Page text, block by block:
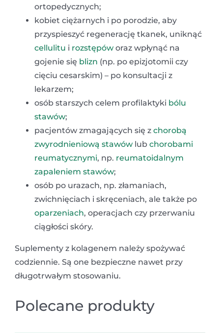
ortopedycznych;
kobiet ciężarnych i po porodzie, aby
przyspieszyć regenerację tkanek, uniknąć
cellulitu i rozstępów oraz wpłynąć na
gojenie się blizn (np. po epizjotomii czy
cięciu cesarskim) – po konsultacji z
lekarzem;
osób starszych celem profilaktyki bólu
stawów;
pacjentów zmagających się z chorobą
zwyrodnieniową stawów lub chorobami
reumatycznymi, np. reumatoidalnym
zapaleniem stawów;
osób po urazach, np. złamaniach,
zwichnięciach i skręceniach, ale także po
oparzeniach, operacjach czy przerwaniu
ciągłości skóry.
Suplementy z kolagenem należy spożywać
codziennie. Są one bezpieczne nawet przy
długotrwałym stosowaniu.
Polecane produkty